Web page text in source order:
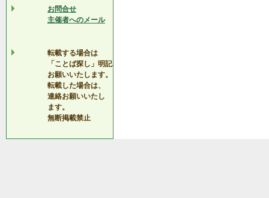
お問合せ
主催者へのメール
転載する場合は
「ことば探し」明記
お願いいたします。
転載した場合は、
連絡お願いいたし
ます。
無断掲載禁止